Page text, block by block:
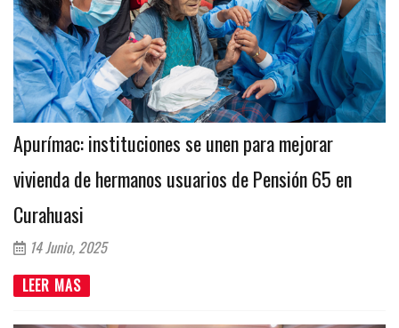
Apurímac: instituciones se unen para mejorar
vivienda de hermanos usuarios de Pensión 65 en
Curahuasi
14 Junio, 2025
LEER MAS